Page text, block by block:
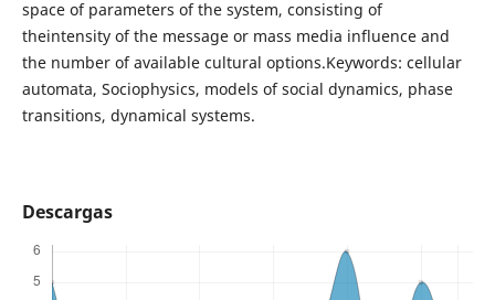
space of parameters of the system, consisting of
theintensity of the message or mass media influence and
the number of available cultural options.Keywords: cellular
automata, Sociophysics, models of social dynamics, phase
transitions, dynamical systems.
Descargas